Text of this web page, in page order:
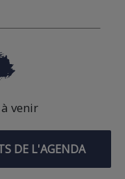
venir
DE L'AGENDA